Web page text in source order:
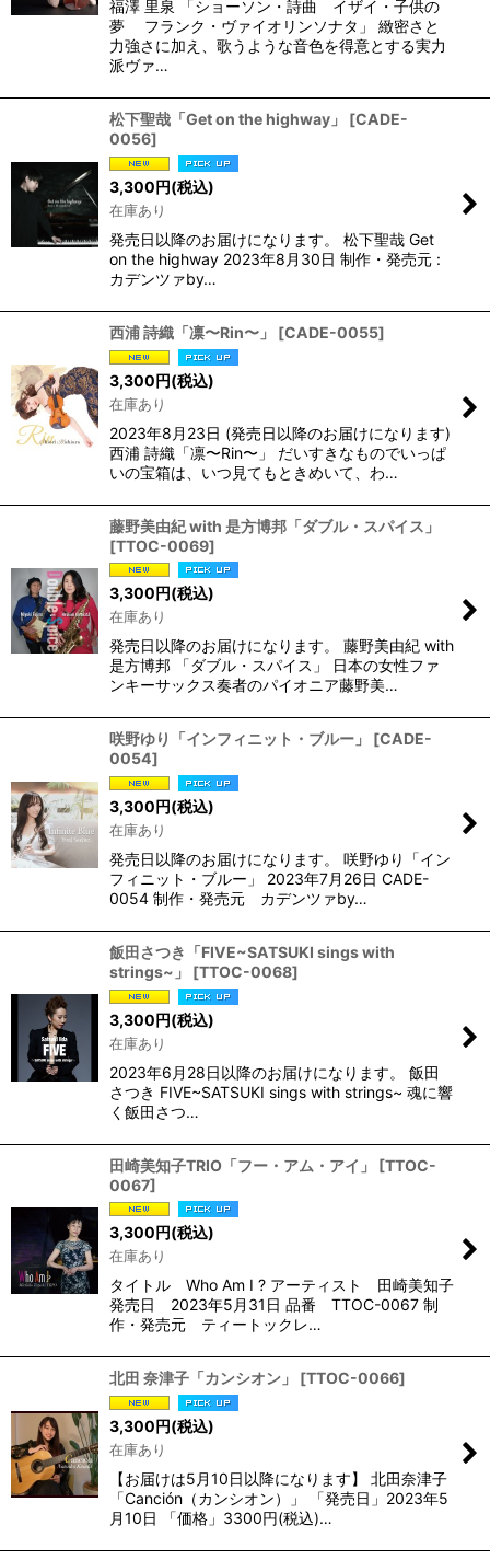
福澤 里泉 「ショーソン・詩曲 イザイ・子供の
夢 フランク・ヴァイオリンソナタ」 緻密さと
力強さに加え、歌うような音色を得意とする実力
派ヴァ…
松下聖哉「Get on the highway」 [CADE-
0056]
3,300円(税込)
在庫あり
発売日以降のお届けになります。 松下聖哉 Get
on the highway 2023年8月30日 制作・発売元 :
カデンツァby…
西浦 詩織「凛〜Rin〜」 [CADE-0055]
3,300円(税込)
在庫あり
2023年8月23日 (発売日以降のお届けになります)
西浦 詩織「凛〜Rin〜」 だいすきなものでいっぱ
いの宝箱は、いつ見てもときめいて、わ…
藤野美由紀 with 是方博邦「ダブル・スパイス」
[TTOC-0069]
3,300円(税込)
在庫あり
発売日以降のお届けになります。 藤野美由紀 with
是方博邦 「ダブル・スパイス」 日本の女性ファ
ンキーサックス奏者のパイオニア藤野美…
咲野ゆり「インフィニット・ブルー」 [CADE-
0054]
3,300円(税込)
在庫あり
発売日以降のお届けになります。 咲野ゆり「イン
フィニット・ブルー」 2023年7月26日 CADE-
0054 制作・発売元 カデンツァby…
飯田さつき「FIVE~SATSUKI sings with
strings~」
[TTOC-0068]
3,300円(税込)
在庫あり
2023年6月28日以降のお届けになります。 飯田
さつき FIVE~SATSUKI sings with strings~ 魂に響
く飯田さつ…
田崎美知子TRIO「フー・アム・アイ」 [TTOC-
0067]
3,300円(税込)
在庫あり
タイトル Who Am I ? アーティスト 田崎美知子
発売日 2023年5月31日 品番 TTOC-0067 制
作・発売元 ティートックレ…
北田 奈津子「カンシオン」 [TTOC-0066]
3,300円(税込)
在庫あり
【お届けは5月10日以降になります】 北田奈津子
「Canción（カンシオン）」 「発売日」2023年5
月10日 「価格」3300円(税込)…